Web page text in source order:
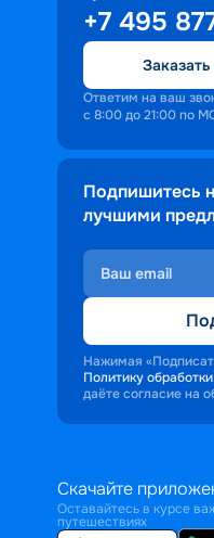
+7 495
Ответим на ваш
с 8:00 до 21:00 по
Подпишитесь
лучшими
Нажимая
Политику
даёте согласие на
Скачайте
Оставайтесь в курсе
путешествиях